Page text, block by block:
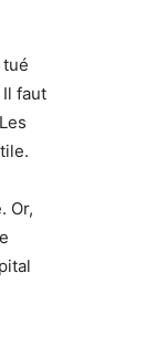
faut
Or,